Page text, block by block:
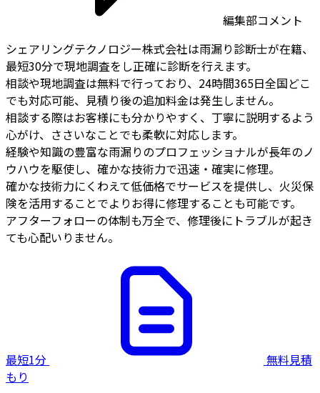
編集部コメント
シェアリングテクノロジー株式会社は雨漏り診断士が在籍、
最短30分で現地調査をし正確に診断を行えます。
相談や現地調査は無料で行っており、24時間365日全国どこ
でも対応可能、見積り後の追加料金は発生しません。
相談する際はお客様にも分かりやすく、丁寧に説明するよう
心がけ、ささいなことでも柔軟に対応します。
経験や知識の豊富な雨漏りのプロフェッショナルが長年のノ
ウハウを駆使し、確かな技術力で迅速・確実に修理。
確かな技術力にくわえて低価格でサービスを提供し、火災保
険を活用することでよりお得に修理することも可能です。
アフターフォローの体制も万全で、修理後にトラブルが起き
ても心配いりません。
最短1分
無料見積
もり